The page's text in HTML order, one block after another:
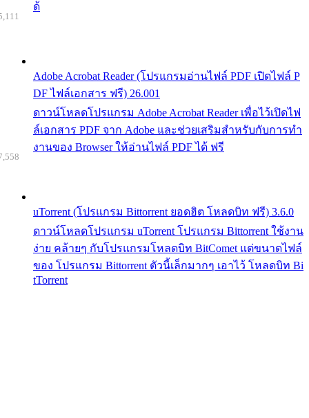
ด้
Adobe Acrobat Reader (โปรแกรมอ่านไฟล์ PDF เปิดไฟล์ P
DF ไฟล์เอกสาร ฟรี) 26.001
ดาวน์โหลดโปรแกรม Adobe Acrobat Reader เพื่อไว้เปิดไฟ
ล์เอกสาร PDF จาก Adobe และช่วยเสริมสำหรับกับการทำ
งานของ Browser ให้อ่านไฟล์ PDF ได้ ฟรี
uTorrent (โปรแกรม Bittorrent ยอดฮิต โหลดบิท ฟรี) 3.6.0
ดาวน์โหลดโปรแกรม uTorrent โปรแกรม Bittorrent ใช้งาน
ง่าย คล้ายๆ กับโปรแกรมโหลดบิท BitComet แต่ขนาดไฟล์
ของ โปรแกรม Bittorrent ตัวนี้เล็กมากๆ เอาไว้ โหลดบิท Bi
tTorrent